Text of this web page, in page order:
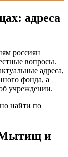
адреса
россиян
вопросы.
адреса,
фонда, а
учреждении.
найти по
Мытищ и